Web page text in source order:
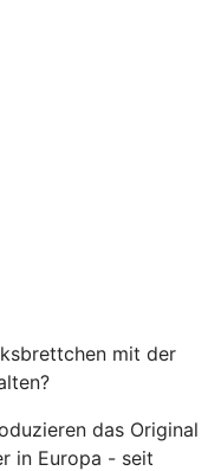
mit der
das Original
in Europa - seit